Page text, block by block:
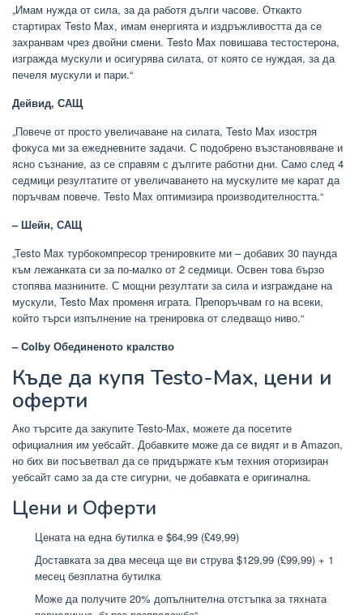
„Имам нужда от сила, за да работя дълги часове. Откакто
стартирах Testo Max, имам енергията и издръжливостта да се
захранвам чрез двойни смени. Testo Max повишава тестостерона,
изгражда мускули и осигурява силата, от която се нуждая, за да
печеля мускули и пари.“
Дейвид, САЩ
„Повече от просто увеличаване на силата, Testo Max изостря
фокуса ми за ежедневните задачи. С подобрено възстановяване и
ясно съзнание, аз се справям с дългите работни дни. Само след 4
седмици резултатите от увеличаването на мускулите ме карат да
поръчвам повече. Testo Max оптимизира производителността.“
– Шейн, САЩ
„Testo Max турбокомпресор тренировките ми – добавих 30 паунда
към лежанката си за по-малко от 2 седмици. Освен това бързо
стопява мазнините. С мощни резултати за сила и изграждане на
мускули, Testo Max променя играта. Препоръчвам го на всеки,
който търси изпълнение на тренировка от следващо ниво.“
– Colby Обединеното кралство
Къде да купя Testo-Max, цени и
оферти
Ако търсите да закупите Testo-Max, можете да посетите
официалния им уебсайт. Добавките може да се видят и в Amazon,
но бих ви посъветвал да се придържате към техния оторизиран
уебсайт само за да сте сигурни, че добавката е оригинална.
Цени и Оферти
Цената на една бутилка е $64,99 (£49,99)
Доставката за два месеца ще ви струва $129,99 (£99,99) + 1
месец безплатна бутилка
Може да получите 20% допълнителна отстъпка за тяхната